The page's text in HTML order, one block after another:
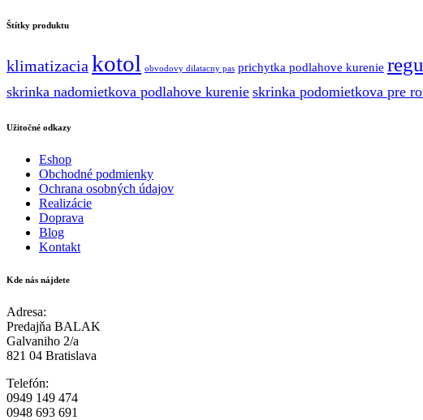
Štítky produktu
klimatizacia kotol obvodovy dilatacny pas prichytka podlahove kurenie
skrinka nadomietkova podlahove kurenie skrinka podomietkova pre
Užitočné odkazy
Eshop
Obchodné podmienky
Ochrana osobných údajov
Realizácie
Doprava
Blog
Kontakt
Kde nás nájdete
Adresa:
Predajňa BALAK
Galvaniho 2/a
821 04 Bratislava
Telefón:
0949 149 474
0948 693 691